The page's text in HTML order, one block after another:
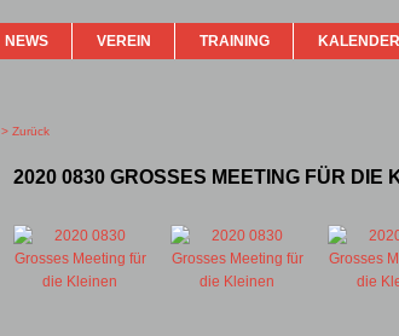
NEWS VEREIN TRAINING KALENDER
> Zurück
2020 0830 GROSSES MEETING FÜR DIE